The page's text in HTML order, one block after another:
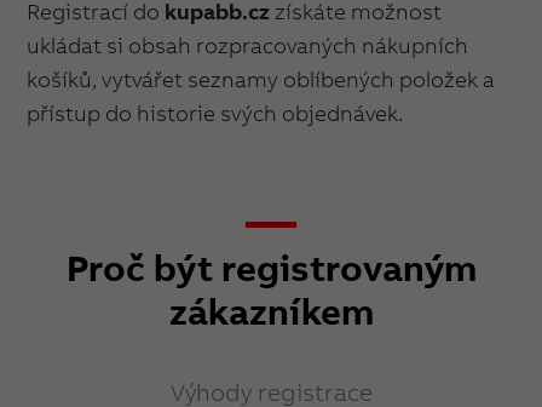
Registrací do kupabb.cz získáte možnost
ukládat si obsah rozpracovaných nákupních
košíků, vytvářet seznamy oblíbených položek a
přístup do historie svých objednávek.
Proč být registrovaným
zákazníkem
Výhody registrace